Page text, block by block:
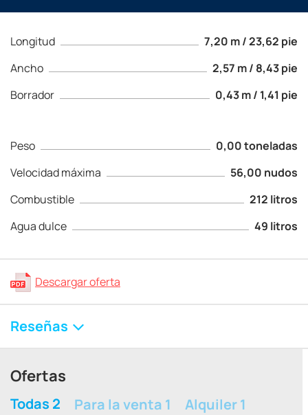
Longitud
7,20 m / 23,62 pie
Ancho
2,57 m / 8,43 pie
Borrador
0,43 m / 1,41 pie
Peso
0,00 toneladas
Velocidad máxima
56,00 nudos
Combustible
212 litros
Agua dulce
49 litros
Descargar oferta
Reseñas
Ofertas
Todas 2 Para la venta 1 Alquiler 1